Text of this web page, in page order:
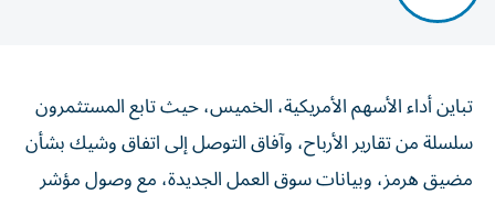
تباين أداء الأسهم الأمريكية، الخميس، حيث تابع المستثمرون
سلسلة من تقارير الأرباح، وآفاق التوصل إلى اتفاق وشيك بشأن
مضيق هرمز، وبيانات سوق العمل الجديدة، مع وصول مؤشر
داو جونز إلى مستوى قياسي جديد.